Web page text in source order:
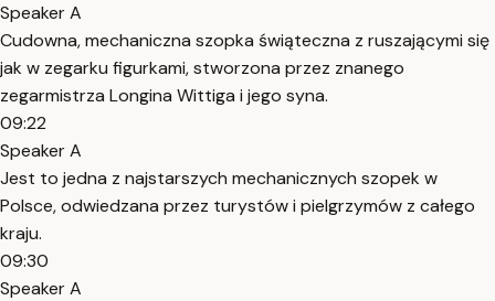
Speaker A
Cudowna, mechaniczna szopka świąteczna z ruszającymi się
jak w zegarku figurkami, stworzona przez znanego
zegarmistrza Longina Wittiga i jego syna.
09:22
Speaker A
Jest to jedna z najstarszych mechanicznych szopek w
Polsce, odwiedzana przez turystów i pielgrzymów z całego
kraju.
09:30
Speaker A